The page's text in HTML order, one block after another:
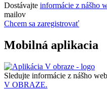
Dostávajte informácie z nášho
mailov
Chcem sa zaregistrovať
Mobilná aplikacia
Sledujte informácie z nášho
V OBRAZE.